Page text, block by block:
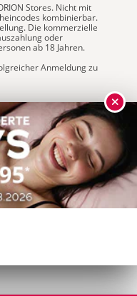
Stores. Nicht mit
kombinierbar.
Die kommerzielle
oder
ab 18 Jahren.
Anmeldung zu